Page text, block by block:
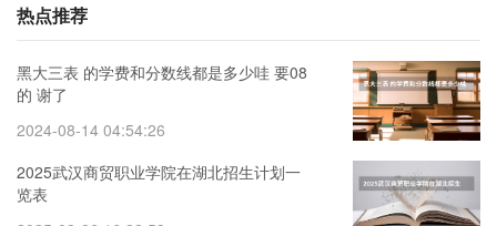
热点推荐
黑大三表 的学费和分数线都是多少哇 要08
的 谢了
2024-08-14 04:54:26
2025武汉商贸职业学院在湖北招生计划一
览表